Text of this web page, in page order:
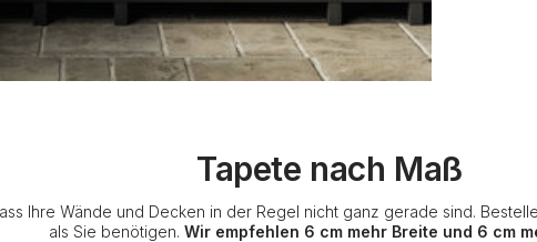
Tapete nach Maß
Ihre Wände und Decken in der Regel nicht ganz gerade sind.
als Sie benötigen. Wir empfehlen 6 cm mehr Breite und 6 cm